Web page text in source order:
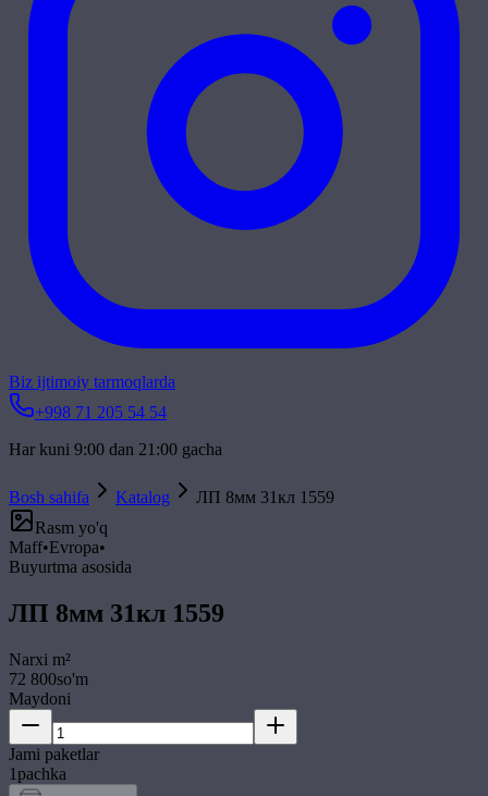
Biz ijtimoiy tarmoqlarda
+998 71 205 54 54
Har kuni 9:00 dan 21:00 gacha
Bosh sahifa Katalog
ЛП 8мм 31кл 1559
Rasm yo'q
Maff•Evropa•
Buyurtma asosida
ЛП 8мм 31кл 1559
Narxi m²
72 800so'm
Maydoni
Jami paketlar
1pachka